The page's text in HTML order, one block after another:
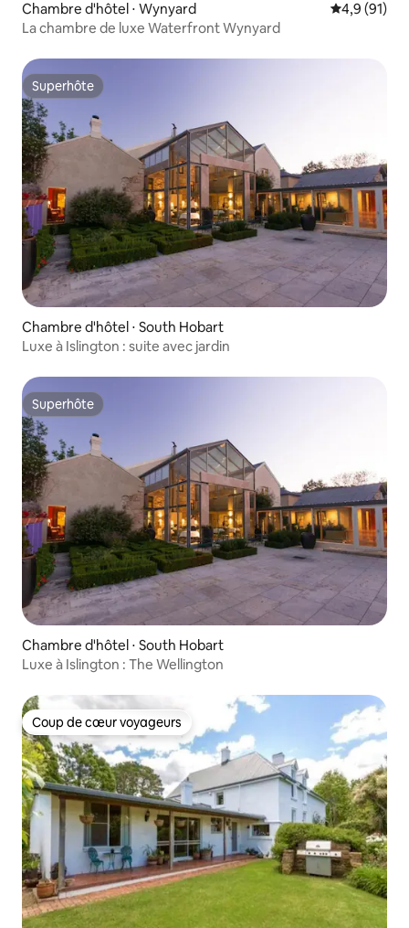
Chambre d'hôtel ⋅ Wynyard Évaluation
4,9 (91)
La chambre de luxe Waterfront Wynyard
Superhôte
Superhôte
Chambre d'hôtel ⋅ South Hobart
Luxe à Islington : suite avec jardin
Superhôte
Superhôte
Chambre d'hôtel ⋅ South Hobart
Luxe à Islington : The Wellington
Coup de cœur voyageurs
Coup de cœur voyageurs